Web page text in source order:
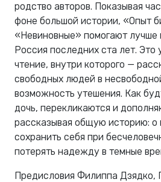
родство авторов. Показывая
фоне большой истории, «Опыт
«Невиновные» помогают лучше
Россия последних ста лет. Это
чтение, внутри которого —
свободных людей в
возможность утешения. Как
дочь, перекликаются и
рассказывая общую историю: о
сохранить себя при
потерять надежду в темные
Предисловия Филиппа Дзядко,